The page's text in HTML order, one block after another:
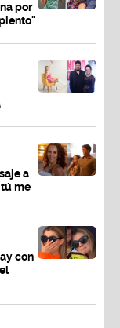
por
a
me
con